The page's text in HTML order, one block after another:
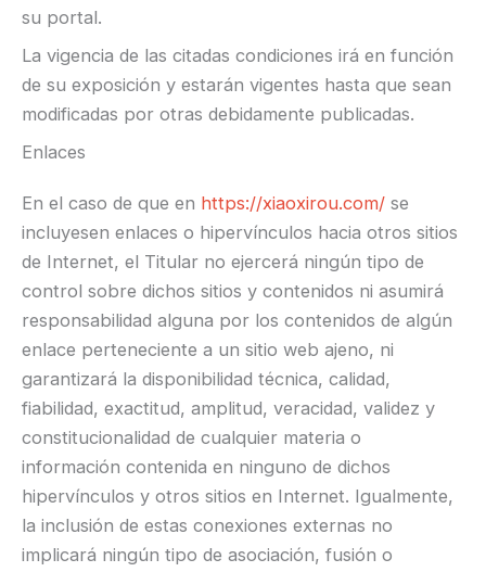
su portal.
La vigencia de las citadas condiciones irá en función
de su exposición y estarán vigentes hasta que sean
modificadas por otras debidamente publicadas.
Enlaces
En el caso de que en https://xiaoxirou.com/ se
incluyesen enlaces o hipervínculos hacia otros sitios
de Internet, el Titular no ejercerá ningún tipo de
control sobre dichos sitios y contenidos ni asumirá
responsabilidad alguna por los contenidos de algún
enlace perteneciente a un sitio web ajeno, ni
garantizará la disponibilidad técnica, calidad,
fiabilidad, exactitud, amplitud, veracidad, validez y
constitucionalidad de cualquier materia o
información contenida en ninguno de dichos
hipervínculos y otros sitios en Internet. Igualmente,
la inclusión de estas conexiones externas no
implicará ningún tipo de asociación, fusión o